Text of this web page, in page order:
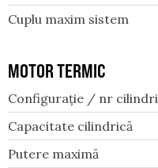
Cuplu maxim sistem
MOTOR TERMIC
Configurație / nr cilindri
Capacitate cilindrică
Putere maximă